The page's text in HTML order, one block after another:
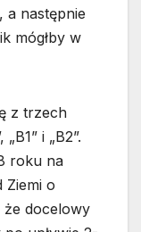
a następnie
mógłby w
z trzech
i „B2”.
roku na
Ziemi o
że docelowy